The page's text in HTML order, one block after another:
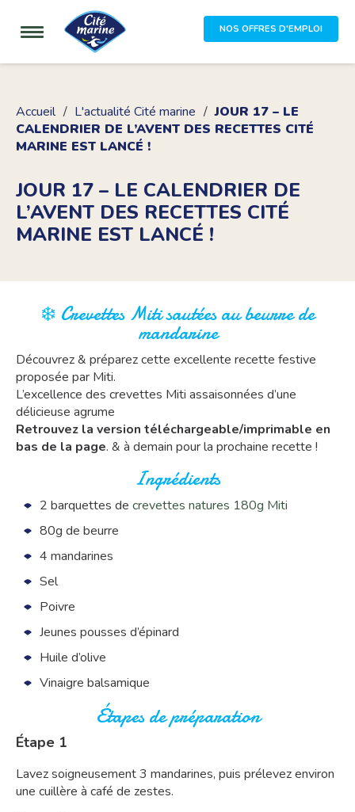
NOS OFFRES D'EMPLOI
Accueil L'actualité Cité marine
JOUR 17 – LE
CALENDRIER DE L’AVENT DES RECETTES CITÉ
MARINE EST LANCÉ !
JOUR 17 – LE CALENDRIER DE
L’AVENT DES RECETTES CITÉ
MARINE EST LANCÉ !
❄️ Crevettes Miti sautées au beurre de
mandarine
Découvrez & préparez cette excellente recette festive
proposée par Miti.
L’excellence des crevettes Miti assaisonnées d’une
délicieuse agrume
Retrouvez la version téléchargeable/imprimable en
bas de la page. & à demain pour la prochaine recette !
Ingrédients
2 barquettes de crevettes natures 180g Miti
80g de beurre
4 mandarines
Sel
Poivre
Jeunes pousses d’épinard
Huile d’olive
Vinaigre balsamique
Étapes de préparation
Étape 1
Lavez soigneusement 3 mandarines, puis prélevez environ
une cuillère à café de zestes.